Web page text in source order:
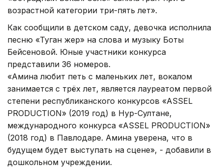
возрастной категории три-пять лет».
Как сообщили в детском саду, девочка исполнила
песню «Туган жер» на слова и музыку Боты
Бейсеновой. Юные участники конкурса
представили 36 номеров.
«Амина любит петь с маленьких лет, вокалом
занимается с трёх лет, является лауреатом первой
степени республиканского конкурсов «ASSEL
PRODUCTION» (2019 год) в Нур-Султане,
международного конкурса «АSSEL PRODUCTION»
(2018 год) в Павлодаре. Амина уверена, что в
будущем будет выступать на сцене», - добавили в
дошкольном учреждении.